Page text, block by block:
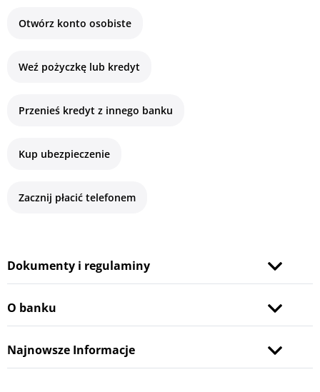
Otwórz konto osobiste
Weź pożyczkę lub kredyt
Przenieś kredyt z innego banku
Kup ubezpieczenie
Zacznij płacić telefonem
Dokumenty i regulaminy
O banku
Najnowsze Informacje